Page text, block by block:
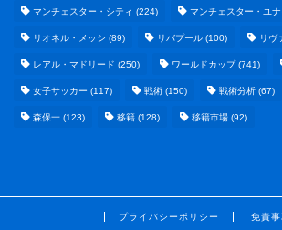
マンチェスター・シティ (224) マンチェスター・ユ
リオネル・メッシ (89) リバプール (100) リヴ
レアル・マドリード (250) ワールドカップ(741)
女子サッカー (117) 戦術 (150) 戦術分析 (67)
森保一 (123) 移籍 (128) 移籍市場 (92)
プライバシーポリシー 免責事
テクノロジー
ビジネス・経